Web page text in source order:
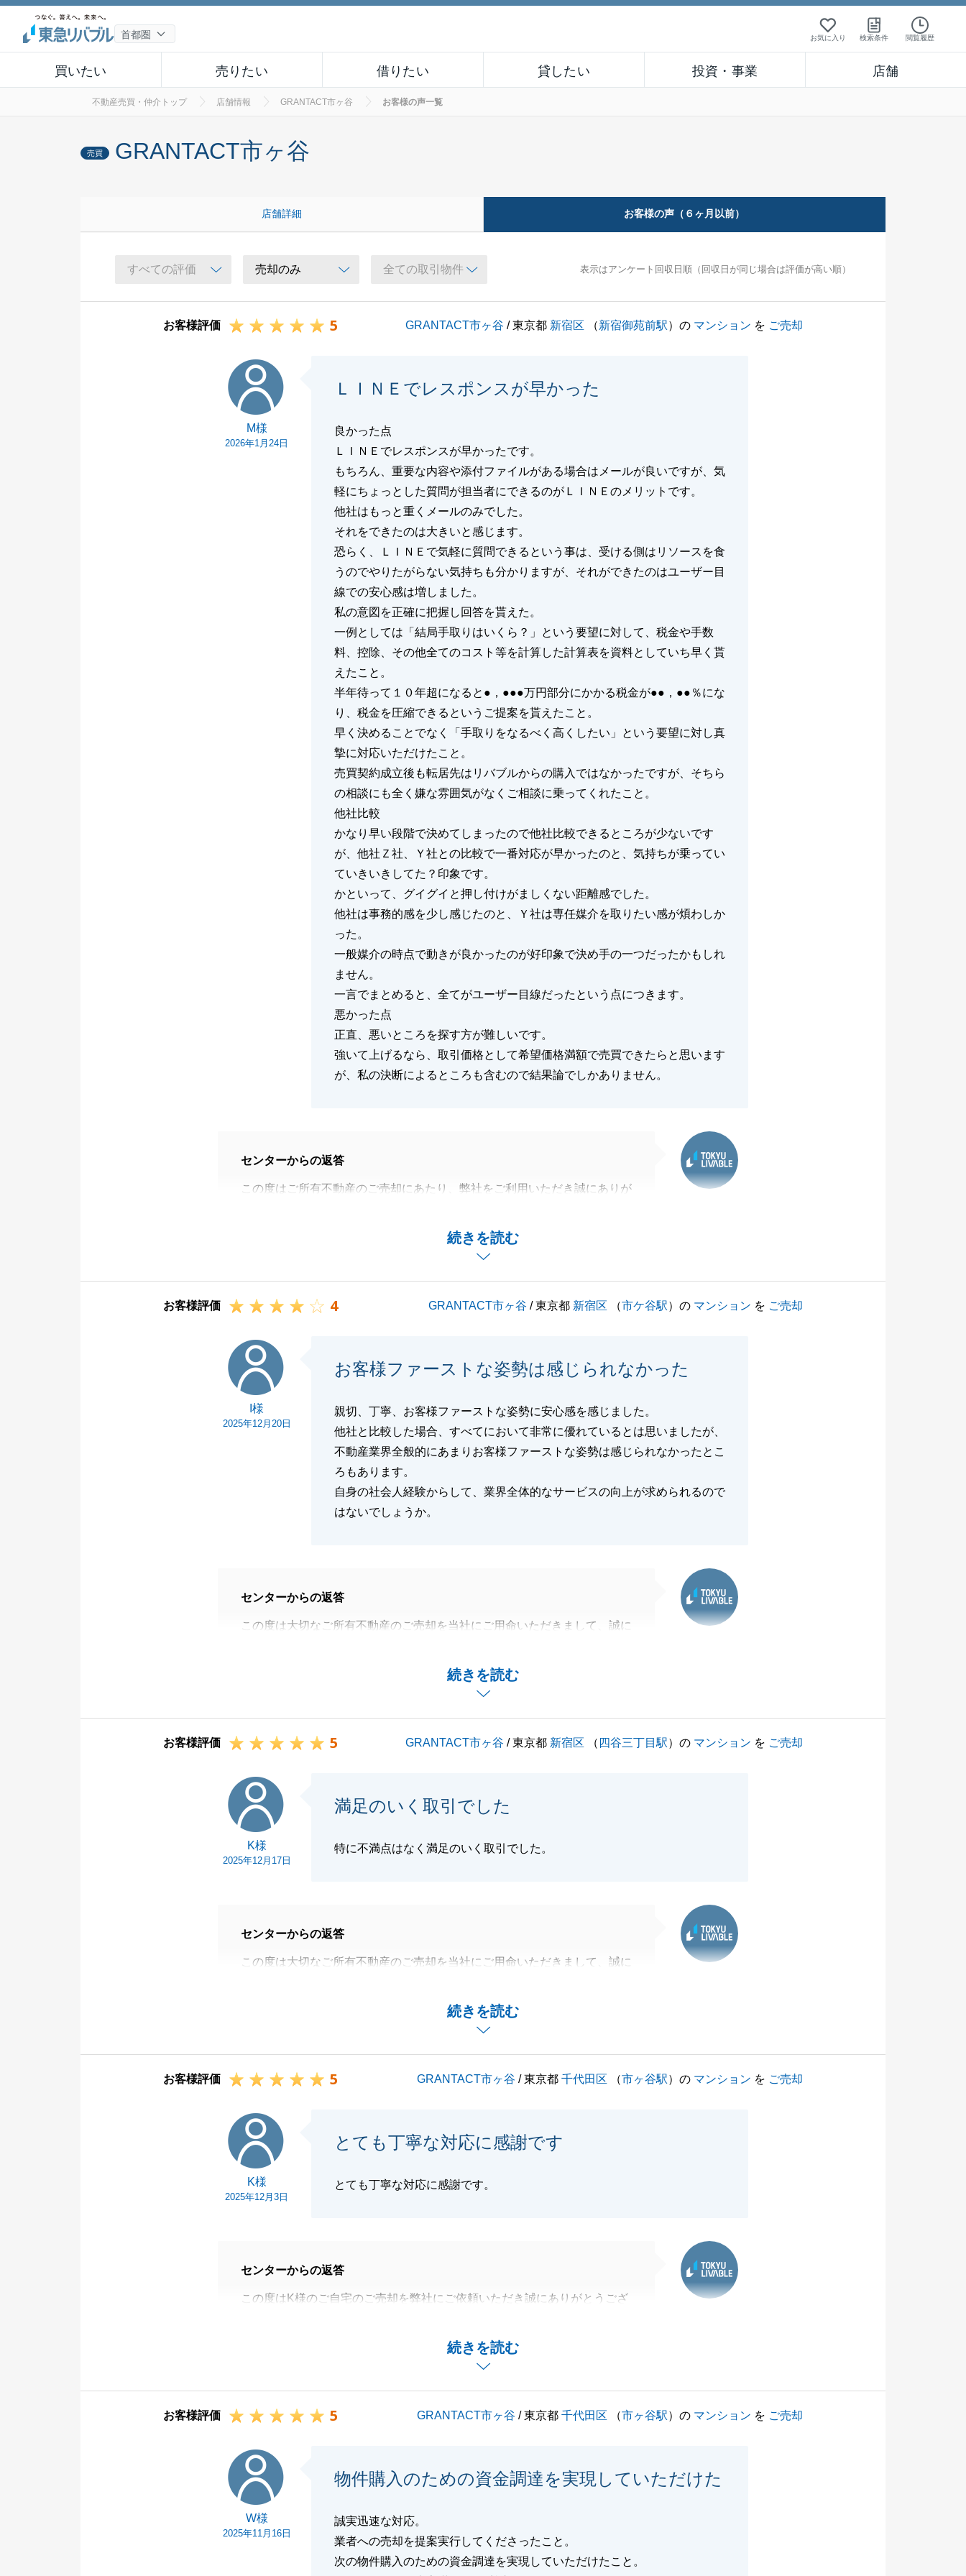
お気に入り 検索条件 閲覧履歴
買いたい 売りたい 借りたい 貸したい 投資・事業 店舗
不動産売買・仲介トップ 店舗情報 GRANTACT市ヶ谷 お客様の声一覧
売買 GRANTACT市ヶ谷
店舗詳細 お客様の声（６ヶ月以前）
表示はアンケート回収日順（回収日が同じ場合は評価が高い順）
お客様評価 5 GRANTACT市ヶ谷/ 東京都 新宿区 （新宿御苑前駅）の マンション を ご売却
M様
2026年1月24日
ＬＩＮＥでレスポンスが早かった
良かった点
ＬＩＮＥでレスポンスが早かったです。
もちろん、重要な内容や添付ファイルがある場合はメールが良いですが、気
軽にちょっとした質問が担当者にできるのがＬＩＮＥのメリットです。
他社はもっと重くメールのみでした。
それをできたのは大きいと感じます。
恐らく、ＬＩＮＥで気軽に質問できるという事は、受ける側はリソースを食
うのでやりたがらない気持ちも分かりますが、それができたのはユーザー目
線での安心感は増しました。
私の意図を正確に把握し回答を貰えた。
一例としては「結局手取りはいくら？」という要望に対して、税金や手数
料、控除、その他全てのコスト等を計算した計算表を資料としていち早く貰
えたこと。
半年待って１０年超になると●，●●●万円部分にかかる税金が●●，●●％にな
り、税金を圧縮できるというご提案を貰えたこと。
早く決めることでなく「手取りをなるべく高くしたい」という要望に対し真
摯に対応いただけたこと。
売買契約成立後も転居先はリバブルからの購入ではなかったですが、そちら
の相談にも全く嫌な雰囲気がなくご相談に乗ってくれたこと。
他社比較
かなり早い段階で決めてしまったので他社比較できるところが少ないです
が、他社Ｚ社、Ｙ社との比較で一番対応が早かったのと、気持ちが乗ってい
ていきいきしてた？印象です。
かといって、グイグイと押し付けがましくない距離感でした。
他社は事務的感を少し感じたのと、Ｙ社は専任媒介を取りたい感が煩わしか
った。
一般媒介の時点で動きが良かったのが好印象で決め手の一つだったかもしれ
ません。
一言でまとめると、全てがユーザー目線だったという点につきます。
悪かった点
正直、悪いところを探す方が難しいです。
強いて上げるなら、取引価格として希望価格満額で売買できたらと思います
が、私の決断によるところも含むので結果論でしかありません。
続きを読む
センターからの返答
この度はご所有不動産のご売却にあたり、弊社をご利用いただき誠にありが
いつも迅速にご対応・ご協力いただけましたので、無事にお取引きを完了す
閉じる
お客様評価 4 GRANTACT市ヶ谷/ 東京都 新宿区 （市ケ谷駅）の マンション を ご売却
I様
2025年12月20日
お客様ファーストな姿勢は感じられなかった
親切、丁寧、お客様ファーストな姿勢に安心感を感じました。
他社と比較した場合、すべてにおいて非常に優れているとは思いましたが、
不動産業界全般的にあまりお客様ファーストな姿勢は感じられなかったとこ
ろもあります。
自身の社会人経験からして、業界全体的なサービスの向上が求められるので
はないでしょうか。
続きを読む
センターからの返答
この度は大切なご所有不動産のご売却を当社にご用命いただきまして、誠に
至らぬ点があり、I様にご満足いただくことが出来ず申し訳ございませんで
う精進いたします。
閉じる
お客様評価 5 GRANTACT市ヶ谷/ 東京都 新宿区 （ 四谷三丁目駅）の マンション を ご売却
K様
2025年12月17日
満足のいく取引でした
特に不満点はなく満足のいく取引でした。
続きを読む
センターからの返答
この度は大切なご所有不動産のご売却を当社にご用命いただきまして、誠に
海外送金の兼ね合いで、K様に事前にご対応いただく事項がいくつかござい
ましたが、迅速にご対応いただいたおかげで、スムーズにお取引を完了する
今後とも、何卒宜しくお願いいたします。
お客様評価 5 GRANTACT市ヶ谷/ 東京都千代田区 （市ヶ谷駅）の マンション を ご売却
K様
2025年12月3日
とても丁寧な対応に感謝です
とても丁寧な対応に感謝です。
続きを読む
センターからの返答
この度はK様のご自宅のご売却を弊社にご依頼いただき誠にありがとうござ
また、お役に立てる機会がございましたらお気軽にお声かけくださいませ。
お客様評価 5 GRANTACT市ヶ谷/ 東京都千代田区 （市ヶ谷駅）の マンション を ご売却
W様
2025年11月16日
物件購入のための資金調達を実現していただけた
誠実迅速な対応。
業者への売却を提案実行してくださったこと。
次の物件購入のための資金調達を実現していただけたこと。